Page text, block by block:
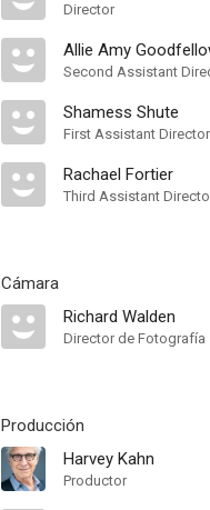
Director
Allie Amy
Second Assistant
Shamess Shute
First Assistant Director
Rachael Fortier
Third Assistant
Cámara
Richard Walden
Director de Fotografía
Producción
Harvey Kahn
Productor